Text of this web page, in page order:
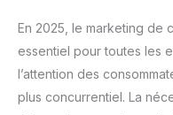
En 2025, le marketing de
essentiel pour toutes les
l’attention des
plus concurrentiel. La